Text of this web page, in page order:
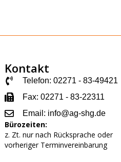
Kontakt
Telefon: 02271 - 83-49421
Fax: 02271 - 83-22311
Email: info@ag-shg.de
Bürozeiten:
z. Zt. nur nach Rücksprache oder
vorheriger Terminvereinbarung